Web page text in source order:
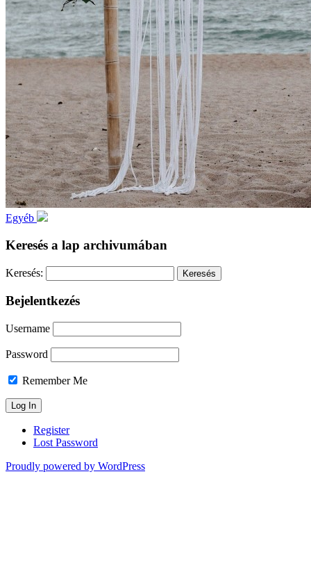
Egyéb
Keresés a lap archivumában
Keresés:
Bejelentkezés
Username
Password
Remember Me
Register
Lost Password
Proudly powered by WordPress